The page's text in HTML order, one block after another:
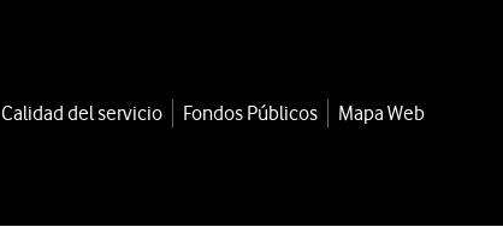
Calidad del servicio Fondos Públicos
Mapa Web